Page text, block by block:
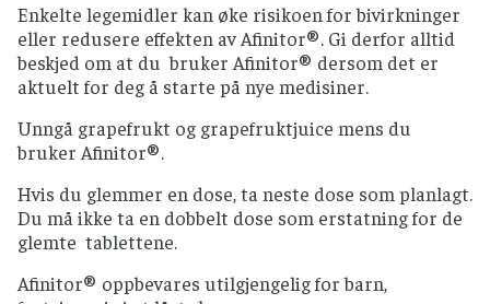
Enkelte legemidler kan øke risikoen for bivirkninger
eller redusere effekten av Afinitor®. Gi derfor alltid
beskjed om at du bruker Afinitor® dersom det er
aktuelt for deg å starte på nye medisiner.
Unngå grapefrukt og grapefruktjuice mens du
bruker Afinitor®.
Hvis du glemmer en dose, ta neste dose som planlagt.
Du må ikke ta en dobbelt dose som erstatning for de
glemte tablettene.
Afinitor® oppbevares utilgjengelig for barn,